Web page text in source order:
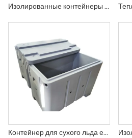
Изолированные контейнеры для хранения сухого льда, тубы, ящики
Контейнер для сухого льда емкостью 400 литров, 14 кубических футов